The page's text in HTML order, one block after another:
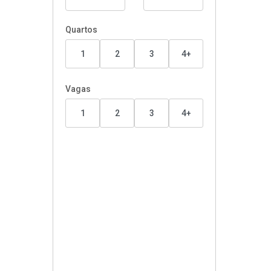
Quartos
1 2 3 4+
Vagas
1 2 3 4+